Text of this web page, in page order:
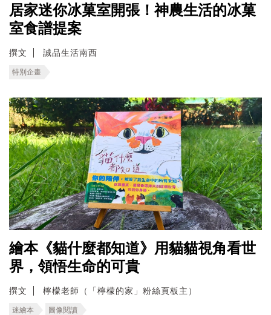
居家迷你冰菓室開張！神農生活的冰菓
室食譜提案
撰文 誠品生活南西
特別企畫
繪本《貓什麼都知道》用貓貓視角看世
界，領悟生命的可貴
撰文 檸檬老師（「檸檬的家」粉絲頁板主）
迷繪本 圖像閱讀